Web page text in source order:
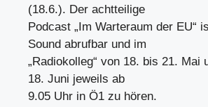
(18.6.). Der achtteilige
Podcast „Im Warteraum der EU“
Sound abrufbar und im
„Radiokolleg“ von 18. bis 21. Mai
18. Juni jeweils ab
9.05 Uhr in Ö1 zu hören.